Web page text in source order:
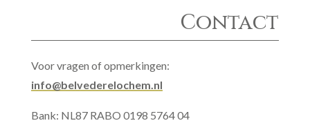
Contact
Voor vragen of opmerkingen:
info@belvederelochem.nl
Bank: NL87 RABO 0198 5764 04